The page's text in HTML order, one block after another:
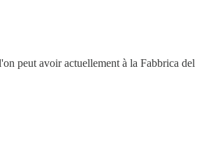
peut avoir actuellement à la Fabbrica